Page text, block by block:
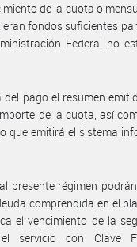
de la cuota o
fondos suficientes
Federal no
pago el resumen
de la cuota, así
que emitirá el sistema
presente régimen
comprendida en el
el vencimiento de la
servicio con Clave